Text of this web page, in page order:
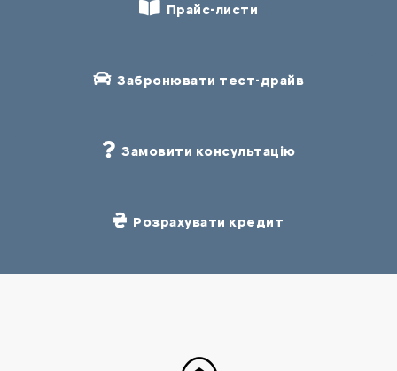
Прайс-листи
Забронювати тест-драйв
Замовити консультацію
Розрахувати кредит